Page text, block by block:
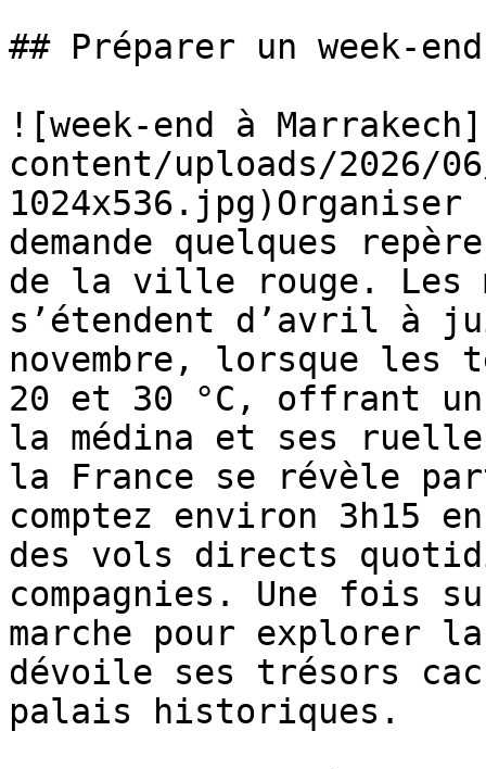
## Préparer un week-
![week-end à
content/uploads/2026/06/
demande quelques
de la ville rouge. Les
s’étendent d’avril à
novembre, lorsque les
20 et 30 °C, offrant
la médina et ses
la France se révèle
comptez environ 3h15
des vols directs
compagnies. Une fois
marche pour explorer
dévoile ses trésors
palais historiques.